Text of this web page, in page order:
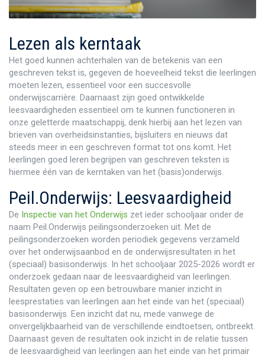
Lezen als kerntaak
Het goed kunnen achterhalen van de betekenis van een
geschreven tekst is, gegeven de hoeveelheid tekst die leerlingen
moeten lezen, essentieel voor een succesvolle
onderwijscarrière. Daarnaast zijn goed ontwikkelde
leesvaardigheden essentieel om te kunnen functioneren in
onze geletterde maatschappij, denk hierbij aan het lezen van
brieven van overheidsinstanties, bijsluiters en nieuws dat
steeds meer in een geschreven format tot ons komt. Het
leerlingen goed leren begrijpen van geschreven teksten is
hiermee één van de kerntaken van het (basis)onderwijs.
Peil.Onderwijs: Leesvaardigheid
De Inspectie van het Onderwijs zet ieder schooljaar onder de
naam Peil.Onderwijs peilingsonderzoeken uit. Met de
peilingsonderzoeken worden periodiek gegevens verzameld
over het onderwijsaanbod en de onderwijsresultaten in het
(speciaal) basisonderwijs. In het schooljaar 2025-2026 wordt er
onderzoek gedaan naar de leesvaardigheid van leerlingen.
Resultaten geven op een betrouwbare manier inzicht in
leesprestaties van leerlingen aan het einde van het (speciaal)
basisonderwijs. Een inzicht dat nu, mede vanwege de
onvergelijkbaarheid van de verschillende eindtoetsen, ontbreekt.
Daarnaast geven de resultaten ook inzicht in de relatie tussen
de leesvaardigheid van leerlingen aan het einde van het primair